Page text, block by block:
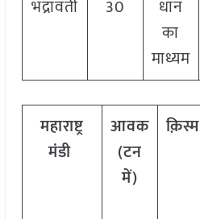
भद्रावती 30
धान
का
माध्यम
महाराष्ट्र
मंडी
आवक
(टन
में)
क़िस्म